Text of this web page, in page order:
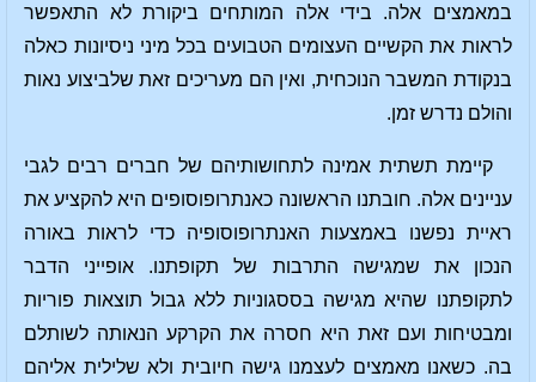
במאמצים אלה. בידי אלה המותחים ביקורת לא התאפשר
לראות את הקשיים העצומים הטבועים בכל מיני ניסיונות כאלה
בנקודת המשבר הנוכחית, ואין הם מעריכים זאת שלביצוע נאות
והולם נדרש זמן.
קיימת תשתית אמינה לתחושותיהם של חברים רבים לגבי
עניינים אלה. חובתנו הראשונה כאנתרופוסופים היא להקציע את
ראיית נפשנו באמצעות האנתרופוסופיה כדי לראות באורה
הנכון את שמגישה התרבות של תקופתנו. אופייני הדבר
לתקופתנו שהיא מגישה בססגוניות ללא גבול תוצאות פוריות
ומבטיחות ועם זאת היא חסרה את הקרקע הנאותה לשותלם
בה. כשאנו מאמצים לעצמנו גישה חיובית ולא שלילית אליהם